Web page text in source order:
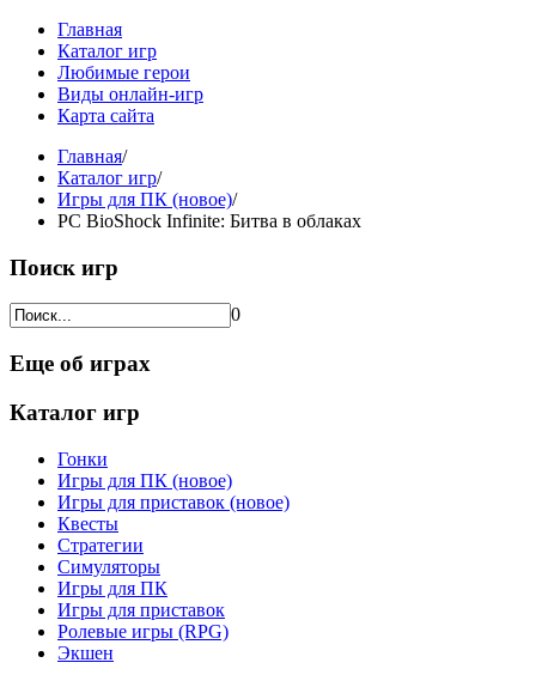
Главная
Каталог игр
Любимые герои
Виды онлайн-игр
Карта сайта
Главная/
Каталог игр/
Игры для ПК (новое)/
PC BioShock Infinite: Битва в облаках
Поиск игр
0
Еще об играх
Каталог игр
Гонки
Игры для ПК (новое)
Игры для приставок (новое)
Квесты
Стратегии
Симуляторы
Игры для ПК
Игры для приставок
Ролевые игры (RPG)
Экшен